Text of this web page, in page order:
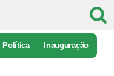
Política Inauguração